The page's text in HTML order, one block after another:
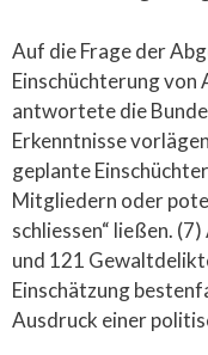
Auf die Frage der
Einschüchterung von
antwortete die
Erkenntnisse
geplante
Mitgliedern oder
schliessen“ ließen.
und 121
Einschätzung
Ausdruck einer